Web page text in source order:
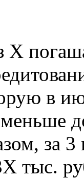
Х
в
меньше
за 3
тыс.